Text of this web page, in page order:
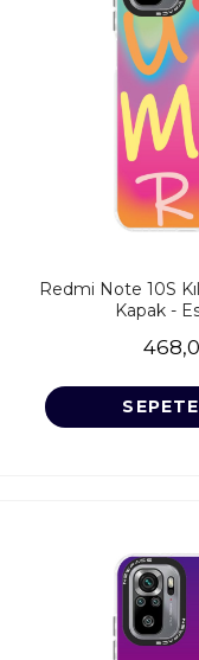
Redmi Note 10S
Kapak -